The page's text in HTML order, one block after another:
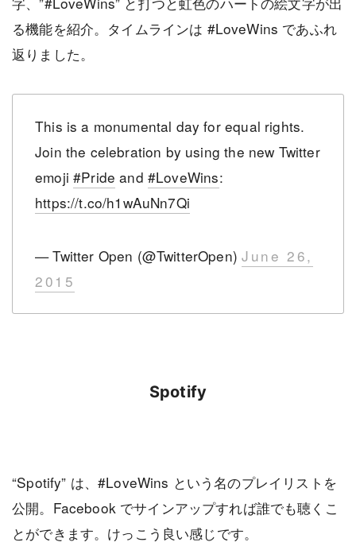
る機能を紹介。タイムラインは #LoveWins であふれ
返りました。
This is a monumental day for equal rights.
Join the celebration by using the new Twitter
emoji#Pride and #LoveWins:
https://t.co/h1wAuNn7Qi
— Twitter Open (@TwitterOpen)June 26,
2015
Spotify
“Spotify” は、#LoveWins という名のプレイリストを
公開。Facebook でサインアップすれば誰でも聴くこ
とができます。けっこう良い感じです。